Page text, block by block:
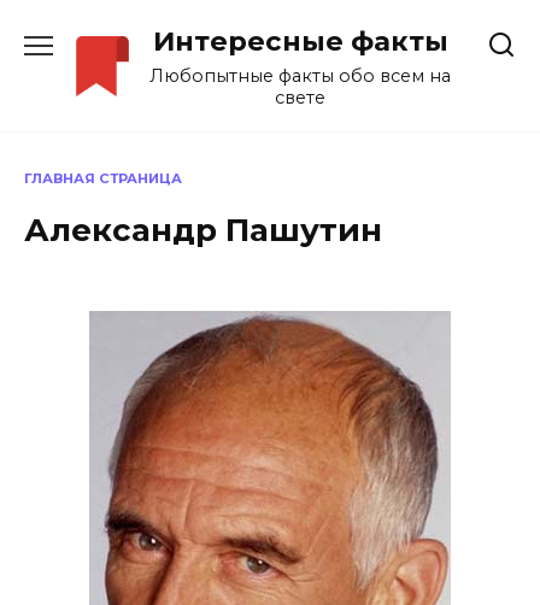
содержанию
Интересные факты
Любопытные факты обо всем на
свете
ГЛАВНАЯ СТРАНИЦА
Александр Пашутин